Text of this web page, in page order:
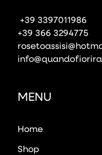
+39 3397011986
+39 366 3294775
MENU
Home
Shop